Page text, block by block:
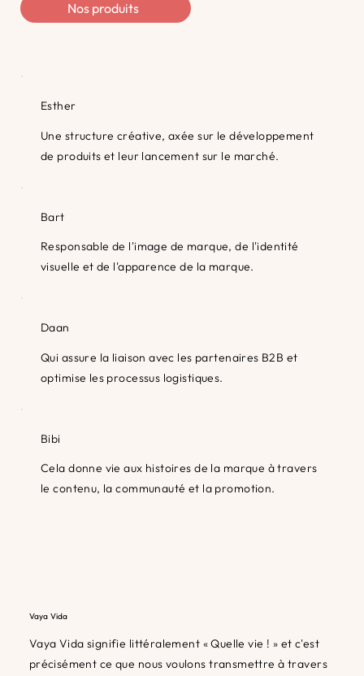
Esther
Une structure créative, axée sur le développement
de produits et leur lancement sur le marché.
Bart
Responsable de l'image de marque, de l'identité
visuelle et de l'apparence de la marque.
Daan
Qui assure la liaison avec les partenaires B2B et
optimise les processus logistiques.
Bibi
Cela donne vie aux histoires de la marque à travers
le contenu, la communauté et la promotion.
Nos produits
Vaya Vida
Vaya Vida signifie littéralement « Quelle vie ! » et c'est
précisément ce que nous voulons transmettre à travers